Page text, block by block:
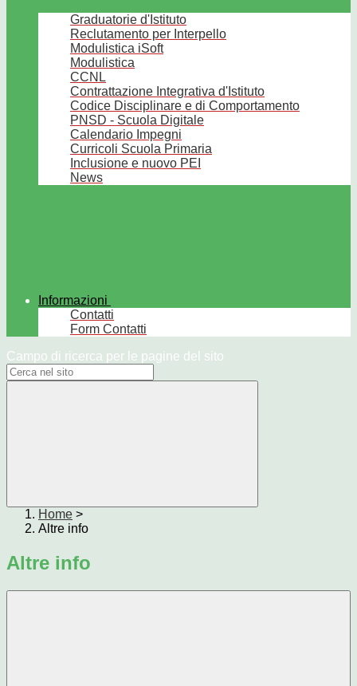
Graduatorie d'Istituto
Reclutamento per Interpello
Modulistica iSoft
Modulistica
CCNL
Contrattazione Integrativa d'Istituto
Codice Disciplinare e di Comportamento
PNSD - Scuola Digitale
Calendario Impegni
Curricoli Scuola Primaria
Inclusione e nuovo PEI
News
Informazioni
Contatti
Form Contatti
Campo di ricerca per le pagine del sito
Home >
Altre info
Altre info